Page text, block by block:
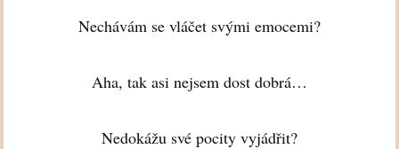
Nechávám se vláčet svými emocemi?
Aha, tak asi nejsem dost dobrá…
Nedokážu své pocity vyjádřit?